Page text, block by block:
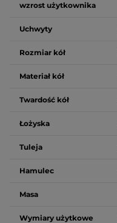
wzrost użytkownika
Uchwyty
Rozmiar kół
Materiał kół
Twardość kół
Łożyska
Tuleja
Hamulec
Masa
Wymiary użytkowe